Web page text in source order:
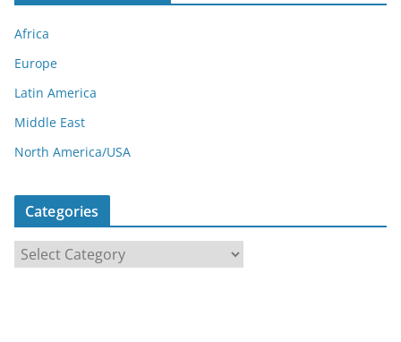
Africa
Europe
Latin America
Middle East
North America/USA
Categories
a